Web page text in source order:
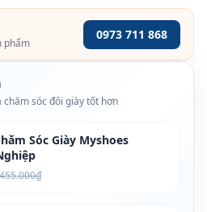
phẩm
0973 711 868
chăm sóc đôi giày tốt hơn
Sóc Giày Myshoes
455.000₫